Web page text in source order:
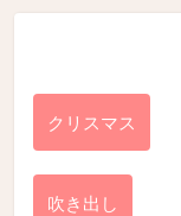
クリスマス
吹き出し